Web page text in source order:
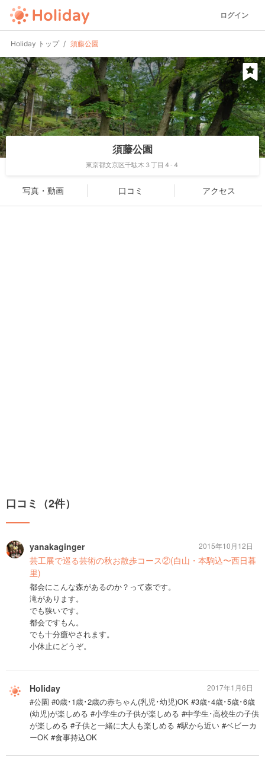
ログイン
Holiday トップ 須藤公園
須藤公園
東京都文京区千駄木３丁目４-４
写真・動画 口コミ アクセス
口コミ（2件）
yanakaginger
芸工展で巡る芸術の秋お散歩コース②(白山・本駒込〜西日暮
里)
都会にこんな森があるのか？って森です。
滝があります。
でも狭いです。
都会ですもん。
でも十分癒やされます。
小休止にどうぞ。
2015年10月12日
Holiday
#公園 #0歳･1歳･2歳の赤ちゃん(乳児･幼児)OK #3歳･4歳･5歳･6歳
(幼児)が楽しめる #小学生の子供が楽しめる #中学生･高校生の子供
が楽しめる #子供と一緒に大人も楽しめる #駅から近い #ベビーカ
ーOK #食事持込OK
2017年1月6日